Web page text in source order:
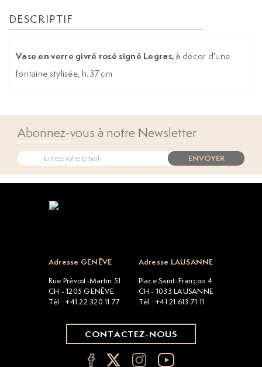
DESCRIPTIF
Vase en verre givré rosé signé Legras, à décor d'une
fontaine stylisée, h. 37 cm
Abonnez-vous à notre Newsletter
ENVOYER
Adresse GENÈVE
Rue Prévost-Martin 51
CH - 1205 GENÈVE
Tél : +41 22 320 11 77
Adresse LAUSANNE
Place Saint-François 4
CH - 1033 LAUSANNE
Tél : +41 21 613 71 11
CONTACTEZ-NOUS